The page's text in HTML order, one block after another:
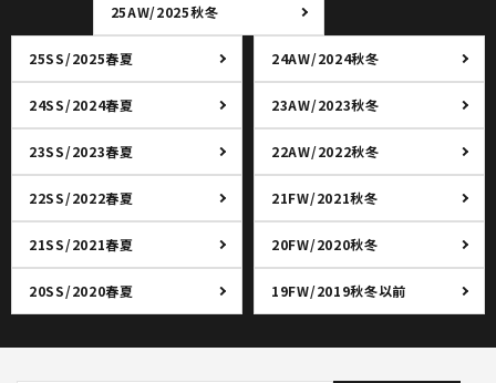
25AW/2025秋冬
25SS/2025春夏 24AW/2024秋冬
24SS/2024春夏 23AW/2023秋冬
23SS/2023春夏 22AW/2022秋冬
22SS/2022春夏 21FW/2021秋冬
21SS/2021春夏 20FW/2020秋冬
20SS/2020春夏 19FW/2019秋冬以前